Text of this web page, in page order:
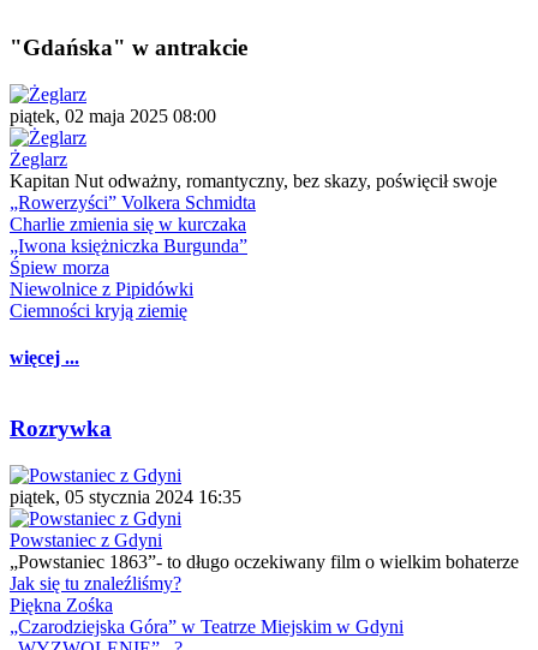
"Gdańska" w antrakcie
piątek, 02 maja 2025 08:00
Żeglarz
Kapitan Nut odważny, romantyczny, bez skazy, poświęcił swoje
„Rowerzyści” Volkera Schmidta
Charlie zmienia się w kurczaka
„Iwona księżniczka Burgunda”
Śpiew morza
Niewolnice z Pipidówki
Ciemności kryją ziemię
więcej ...
Rozrywka
piątek, 05 stycznia 2024 16:35
Powstaniec z Gdyni
„Powstaniec 1863”- to długo oczekiwany film o wielkim bohaterze
Jak się tu znaleźliśmy?
Piękna Zośka
„Czarodziejska Góra” w Teatrze Miejskim w Gdyni